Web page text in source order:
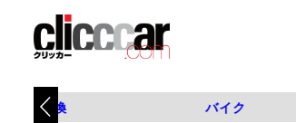
タイヤ交換 バイク